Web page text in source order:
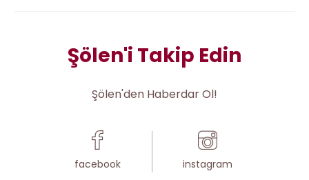
Şölen'i Takip Edin
Şölen'den Haberdar Ol!
facebook instagram